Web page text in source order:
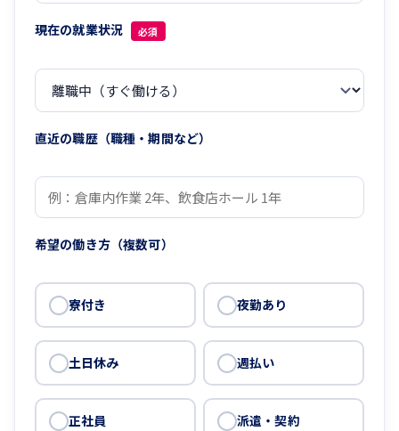
現在の就業状況 必須
直近の職歴（職種・期間など）
希望の働き方（複数可）
寮付き 夜勤あり
土日休み 週払い
正社員 派遣・契約